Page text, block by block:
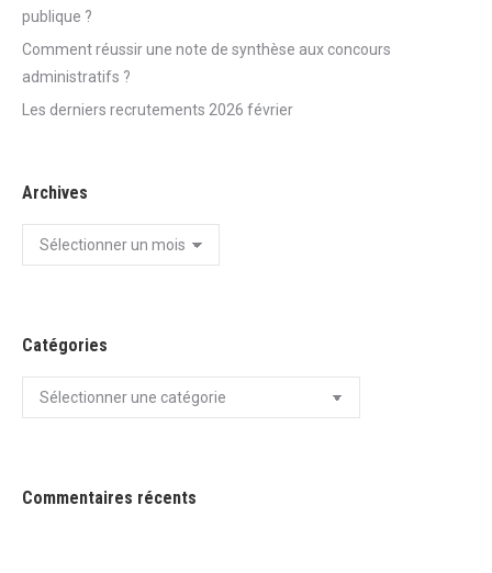
publique ?
Comment réussir une note de synthèse aux concours
administratifs ?
Les derniers recrutements 2026 février
Archives
Archives
Catégories
Catégories
Commentaires récents